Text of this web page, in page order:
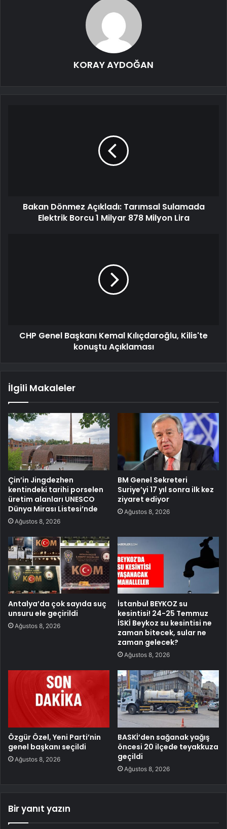
KORAY AYDOĞAN
Bakan Dönmez Açıkladı: Tarımsal Sulamada
Elektrik Borcu 1 Milyar 878 Milyon Lira
CHP Genel Başkanı Kemal Kılıçdaroğlu, Kilis'te
konuştu Açıklaması
İlgili Makaleler
Çin’in Jingdezhen
kentindeki tarihi porselen
üretim alanları UNESCO
Dünya Mirası Listesi’nde
Ağustos 8, 2026
BM Genel Sekreteri
Suriye’yi 17 yıl sonra ilk kez
ziyaret ediyor
Ağustos 8, 2026
Antalya’da çok sayıda suç
unsuru ele geçirildi
Ağustos 8, 2026
İstanbul BEYKOZ su
kesintisi! 24-25 Temmuz
İSKİ Beykoz su kesintisi ne
zaman bitecek, sular ne
zaman gelecek?
Ağustos 8, 2026
Özgür Özel, Yeni Parti’nin
genel başkanı seçildi
Ağustos 8, 2026
BASKİ’den sağanak yağış
öncesi 20 ilçede teyakkuza
geçildi
Ağustos 8, 2026
Bir yanıt yazın